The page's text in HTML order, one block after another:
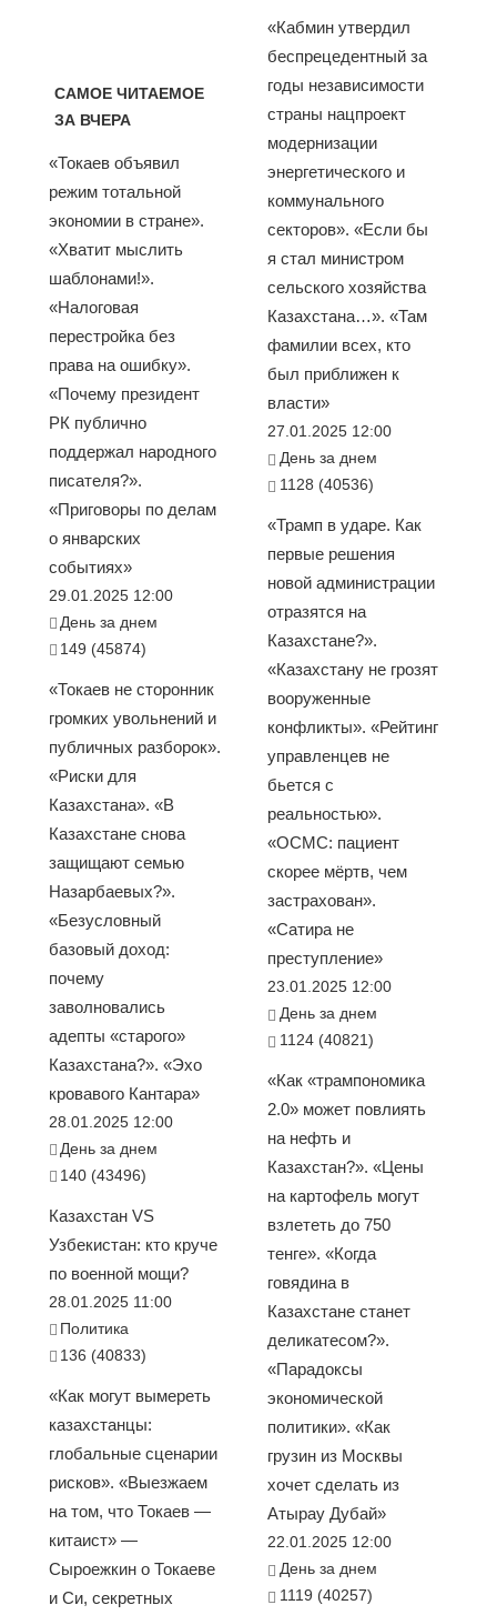
САМОЕ ЧИТАЕМОЕ
ЗА ВЧЕРА
«Токаев объявил
режим тотальной
экономии в стране».
«Хватит мыслить
шаблонами!».
«Налоговая
перестройка без
права на ошибку».
«Почему президент
РК публично
поддержал народного
писателя?».
«Приговоры по делам
о январских
событиях»
29.01.2025 12:00
День за днем
149 (45874)
«Токаев не сторонник
громких увольнений и
публичных разборок».
«Риски для
Казахстана». «В
Казахстане снова
защищают семью
Назарбаевых?».
«Безусловный
базовый доход:
почему
заволновались
адепты «старого»
Казахстана?». «Эхо
кровавого Кантара»
28.01.2025 12:00
День за днем
140 (43496)
Казахстан VS
Узбекистан: кто круче
по военной мощи?
28.01.2025 11:00
Политика
136 (40833)
«Как могут вымереть
казахстанцы:
глобальные сценарии
рисков». «Выезжаем
на том, что Токаев —
китаист» —
Сыроежкин о Токаеве
и Си, секретных
«Кабмин утвердил
беспрецедентный за
годы независимости
страны нацпроект
модернизации
энергетического и
коммунального
секторов». «Если бы
я стал министром
сельского хозяйства
Казахстана…». «Там
фамилии всех, кто
был приближен к
власти»
27.01.2025 12:00
День за днем
1128 (40536)
«Трамп в ударе. Как
первые решения
новой администрации
отразятся на
Казахстане?».
«Казахстану не грозят
вооруженные
конфликты». «Рейтинг
управленцев не
бьется с
реальностью».
«ОСМС: пациент
скорее мёртв, чем
застрахован».
«Сатира не
преступление»
23.01.2025 12:00
День за днем
1124 (40821)
«Как «трампономика
2.0» может повлиять
на нефть и
Казахстан?». «Цены
на картофель могут
взлететь до 750
тенге». «Когда
говядина в
Казахстане станет
деликатесом?».
«Парадоксы
экономической
политики». «Как
грузин из Москвы
хочет сделать из
Атырау Дубай»
22.01.2025 12:00
День за днем
1119 (40257)